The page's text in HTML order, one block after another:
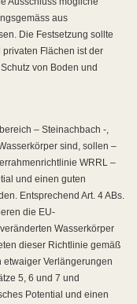
aus
Die Festsetzung sollte
Flächen ist der
von Boden und
– Steinachbach -,
sind, sollen –
WRRL –
und einen guten
Entsprechend Art. 4 ABs.
die EU-
Wasserkörper
dieser Richtlinie gemäß
etwaiger Verlängerungen
5, 6 und 7 und
Potential und einen